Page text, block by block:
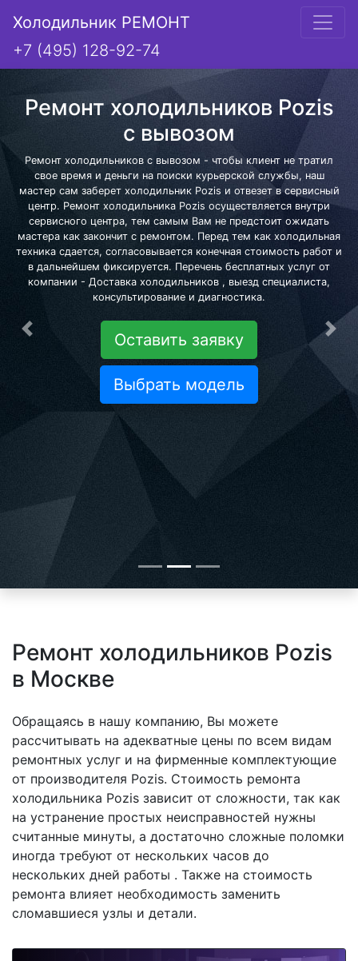
Холодильник РЕМОНТ
+7 (495) 128-92-74
Ремонт холодильников Pozis
с вывозом
Ремонт холодильников с вывозом - чтобы клиент не тратил
свое время и деньги на поиски курьерской службы, наш
мастер сам заберет холодильник Pozis и отвезет в сервисный
центр. Ремонт холодильника Pozis осуществляется внутри
сервисного центра, тем самым Вам не предстоит ожидать
мастера как закончит с ремонтом. Перед тем как холодильная
техника сдается, согласовывается конечная стоимость работ и
в дальнейшем фиксируется. Перечень бесплатных услуг от
компании - Доставка холодильников , выезд специалиста,
консультирование и диагностика.
Оставить заявку
Выбрать модель
Предыдущая
Ремонт холодильников Pozis
в Москве
Обращаясь в нашу компанию, Вы можете
рассчитывать на адекватные цены по всем видам
ремонтных услуг и на фирменные комплектующие
от производителя Pozis. Стоимость ремонта
холодильника Pozis зависит от сложности, так как
на устранение простых неисправностей нужны
считанные минуты, а достаточно сложные поломки
иногда требуют от нескольких часов до
нескольких дней работы . Также на стоимость
ремонта влияет необходимость заменить
сломавшиеся узлы и детали.